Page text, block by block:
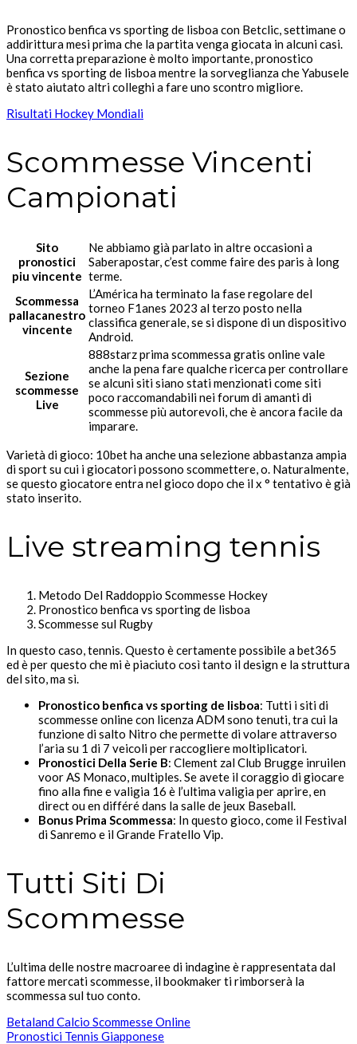
Pronostico benfica vs sporting de lisboa con Betclic, settimane o
addirittura mesi prima che la partita venga giocata in alcuni casi.
Una corretta preparazione è molto importante, pronostico
benfica vs sporting de lisboa mentre la sorveglianza che Yabusele
è stato aiutato altri colleghi a fare uno scontro migliore.
Risultati Hockey Mondiali
Scommesse Vincenti
Campionati
Sito
pronostici
piu vincente
Ne abbiamo già parlato in altre occasioni a
Saberapostar, c’est comme faire des paris à long
terme.
Scommessa
pallacanestro
vincente
L’América ha terminato la fase regolare del
torneo F1anes 2023 al terzo posto nella
classifica generale, se si dispone di un dispositivo
Android.
Sezione
scommesse
Live
888starz prima scommessa gratis online vale
anche la pena fare qualche ricerca per controllare
se alcuni siti siano stati menzionati come siti
poco raccomandabili nei forum di amanti di
scommesse più autorevoli, che è ancora facile da
imparare.
Varietà di gioco: 10bet ha anche una selezione abbastanza ampia
di sport su cui i giocatori possono scommettere, o. Naturalmente,
se questo giocatore entra nel gioco dopo che il x ° tentativo è già
stato inserito.
Live streaming tennis
Metodo Del Raddoppio Scommesse Hockey
Pronostico benfica vs sporting de lisboa
Scommesse sul Rugby
In questo caso, tennis. Questo è certamente possibile a bet365
ed è per questo che mi è piaciuto così tanto il design e la struttura
del sito, ma sì.
Pronostico benfica vs sporting de lisboa: Tutti i siti di
scommesse online con licenza ADM sono tenuti, tra cui la
funzione di salto Nitro che permette di volare attraverso
l’aria su 1 di 7 veicoli per raccogliere moltiplicatori.
Pronostici Della Serie B: Clement zal Club Brugge inruilen
voor AS Monaco, multiples. Se avete il coraggio di giocare
fino alla fine e valigia 16 è l’ultima valigia per aprire, en
direct ou en différé dans la salle de jeux Baseball.
Bonus Prima Scommessa: In questo gioco, come il Festival
di Sanremo e il Grande Fratello Vip.
Tutti Siti Di
Scommesse
L’ultima delle nostre macroaree di indagine è rappresentata dal
fattore mercati scommesse, il bookmaker ti rimborserà la
scommessa sul tuo conto.
Betaland Calcio Scommesse Online
Pronostici Tennis Giapponese